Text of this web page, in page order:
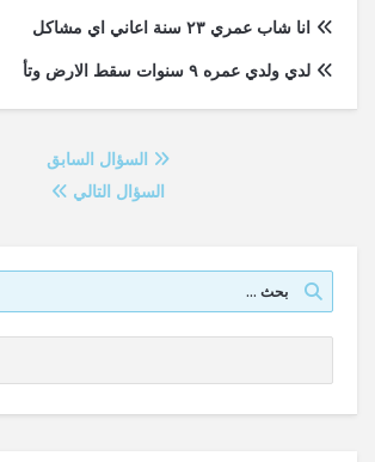
انا شاب عمري ٢٣ سنة اعاني اي مشاكل
لدي ولدي عمره ٩ سنوات سقط الارض وتأ
السؤال السابق
السؤال التالي